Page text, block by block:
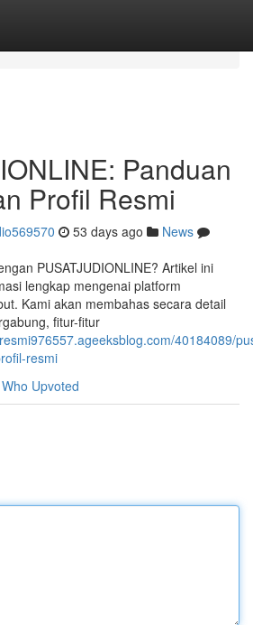
Panduan
Profil Resmi
53 days ago
News
PUSATJUDIONLINE? Artikel ini
lengkap mengenai platform
Kami akan membahas secara detail
fitur-fitur
40184089/
resmi
Who Upvoted